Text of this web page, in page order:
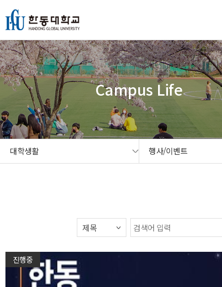
Campus Life
대학생활 행사/이벤트
진행중